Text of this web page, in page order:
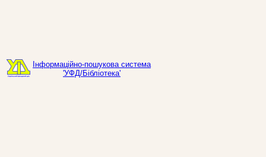
Інформаційно-пошукова система
'УФД/Бібліотека'